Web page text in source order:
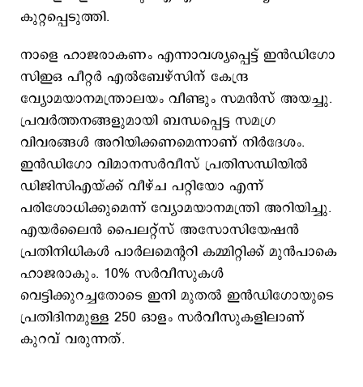
കുറ്റപ്പെടുത്തി.
നാളെ ഹാജരാകണം എന്നാവശ്യപ്പെട്ട് ഇൻഡിഗോ
സിഇഒ പീറ്റർ എൽബേഴ്‌സിന് കേന്ദ്ര
വ്യോമയാനമന്ത്രാലയം വീണ്ടും സമന്‍സ് അയച്ചു.
പ്രവർത്തനങ്ങളുമായി ബന്ധപ്പെട്ട സമഗ്ര
വിവരങ്ങൾ അറിയിക്കണമെന്നാണ് നിര്‍ദേശം.
ഇന്‍ഡിഗോ വിമാനസര്‍വീസ് പ്രതിസന്ധിയില്‍
ഡിജിസിഎയ്ക്ക് വീഴ്ച പറ്റിയോ എന്ന്
പരിശോധിക്കുമെന്ന് വ്യോമയാനമന്ത്രി അറിയിച്ചു.
എയര്‍ലൈന്‍ പൈലറ്റ്സ് അസോസിയേഷന്‍
പ്രതിനിധികള്‍ പാര്‍ലമെന്ററി കമ്മിറ്റിക്ക് മുന്‍പാകെ
ഹാജരാകും. 10% സർവീസുകൾ
വെട്ടിക്കുറച്ചതോടെ ഇനി മുതൽ ഇൻഡിഗോയുടെ
പ്രതിദിനമുള്ള 250 ഓളം സർവീസുകളിലാണ്
കുറവ് വരുന്നത്.